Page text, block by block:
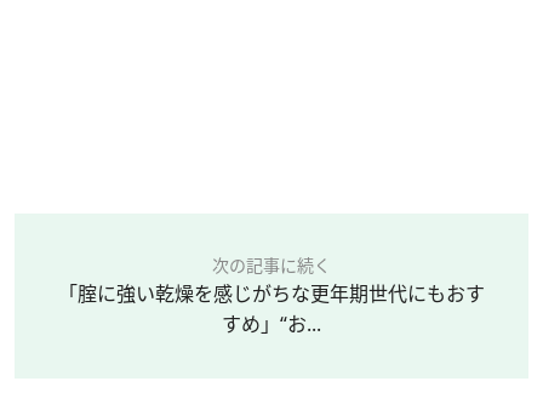
次の記事に続く
「腟に強い乾燥を感じがちな更年期世代にもおす
すめ」“お...